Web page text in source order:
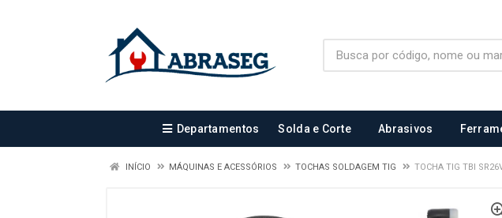
Departamentos Solda e Corte Abrasivos
INÍCIO MÁQUINAS E ACESSÓRIOS TOCHAS SOLDAGEM TIG TOCHA TIG TBI